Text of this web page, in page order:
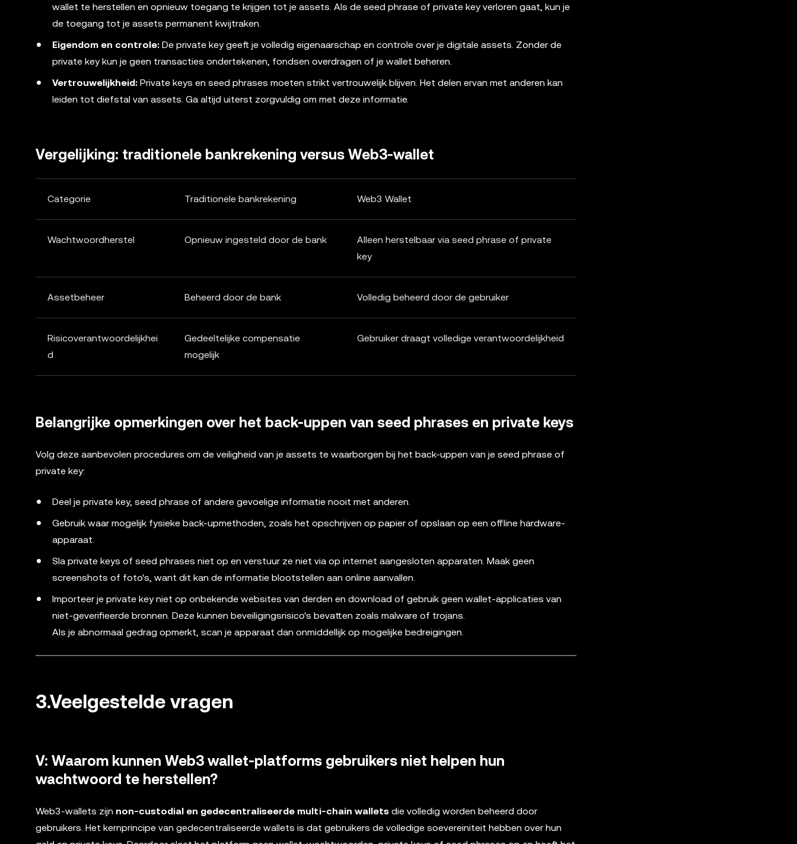
wallet te herstellen en opnieuw toegang te krijgen tot je assets. Als de seed phrase of private key verloren gaat, kun je
de toegang tot je assets permanent kwijtraken.
Eigendom en controle: De private key geeft je volledig eigenaarschap en controle over je digitale assets. Zonder de
private key kun je geen transacties ondertekenen, fondsen overdragen of je wallet beheren.
Vertrouwelijkheid: Private keys en seed phrases moeten strikt vertrouwelijk blijven. Het delen ervan met anderen kan
leiden tot diefstal van assets. Ga altijd uiterst zorgvuldig om met deze informatie.
Vergelijking: traditionele bankrekening versus Web3-wallet
Categorie Traditionele bankrekening Web3 Wallet
Wachtwoordherstel Opnieuw ingesteld door de bank
Alleen herstelbaar via seed phrase of private
key
Assetbeheer Beheerd door de bank Volledig beheerd door de gebruiker
Risicoverantwoordelijkhei
d
Gedeeltelijke compensatie
mogelijk
Gebruiker draagt volledige verantwoordelijkheid
Belangrijke opmerkingen over het back-uppen van seed phrases en private keys
Volg deze aanbevolen procedures om de veiligheid van je assets te waarborgen bij het back-uppen van je seed phrase of
private key:
Deel je private key, seed phrase of andere gevoelige informatie nooit met anderen.
Gebruik waar mogelijk fysieke back-upmethoden, zoals het opschrijven op papier of opslaan op een offline hardware-
apparaat.
Sla private keys of seed phrases niet op en verstuur ze niet via op internet aangesloten apparaten. Maak geen
screenshots of foto's, want dit kan de informatie blootstellen aan online aanvallen.
Importeer je private key niet op onbekende websites van derden en download of gebruik geen wallet-applicaties van
niet-geverifieerde bronnen. Deze kunnen beveiligingsrisico's bevatten zoals malware of trojans.
Als je abnormaal gedrag opmerkt, scan je apparaat dan onmiddellijk op mogelijke bedreigingen.
3.Veelgestelde vragen
V: Waarom kunnen Web3 wallet-platforms gebruikers niet helpen hun
wachtwoord te herstellen?
Web3-wallets zijn non-custodial en gedecentraliseerde multi-chain wallets die volledig worden beheerd door
gebruikers. Het kernprincipe van gedecentraliseerde wallets is dat gebruikers de volledige soevereiniteit hebben over hun